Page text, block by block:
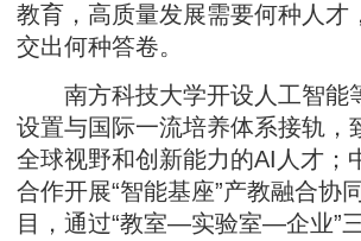
教育，高质量发展需要何种人才
交出何种答卷。
南方科技大学开设人工智能
设置与国际一流培养体系接轨，
全球视野和创新能力的AI人才；
合作开展“智能基座”产教融合协
目，通过“教室—实验室—企业”